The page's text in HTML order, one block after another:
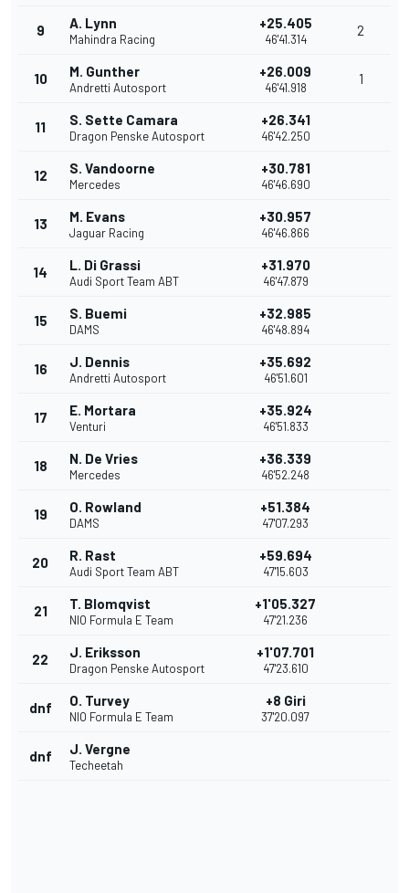
9 A. Lynn
Mahindra Racing
+25.405
46'41.314
2
10 M. Gunther
Andretti Autosport
+26.009
46'41.918
1
11 S. Sette Camara
Dragon Penske Autosport
+26.341
46'42.250
12 S. Vandoorne
Mercedes
+30.781
46'46.690
13 M. Evans
Jaguar Racing
+30.957
46'46.866
14 L. Di Grassi
Audi Sport Team ABT
+31.970
46'47.879
15 S. Buemi
DAMS
+32.985
46'48.894
16 J. Dennis
Andretti Autosport
+35.692
46'51.601
17 E. Mortara
Venturi
+35.924
46'51.833
18 N. De Vries
Mercedes
+36.339
46'52.248
19 O. Rowland
DAMS
+51.384
47'07.293
20 R. Rast
Audi Sport Team ABT
+59.694
47'15.603
21 T. Blomqvist
NIO Formula E Team
+1'05.327
47'21.236
22 J. Eriksson
Dragon Penske Autosport
+1'07.701
47'23.610
dnf O. Turvey
NIO Formula E Team
+8 Giri
37'20.097
dnf J. Vergne
Techeetah